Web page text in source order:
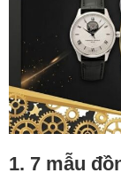
1. 7 mẫu